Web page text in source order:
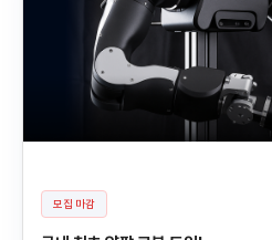
모집 마감